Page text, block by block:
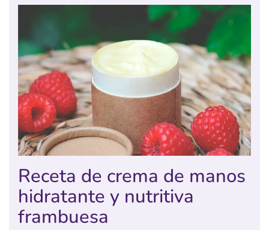
Receta de crema de manos
hidratante y nutritiva
frambuesa